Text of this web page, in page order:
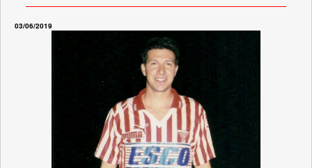
03/06/2019